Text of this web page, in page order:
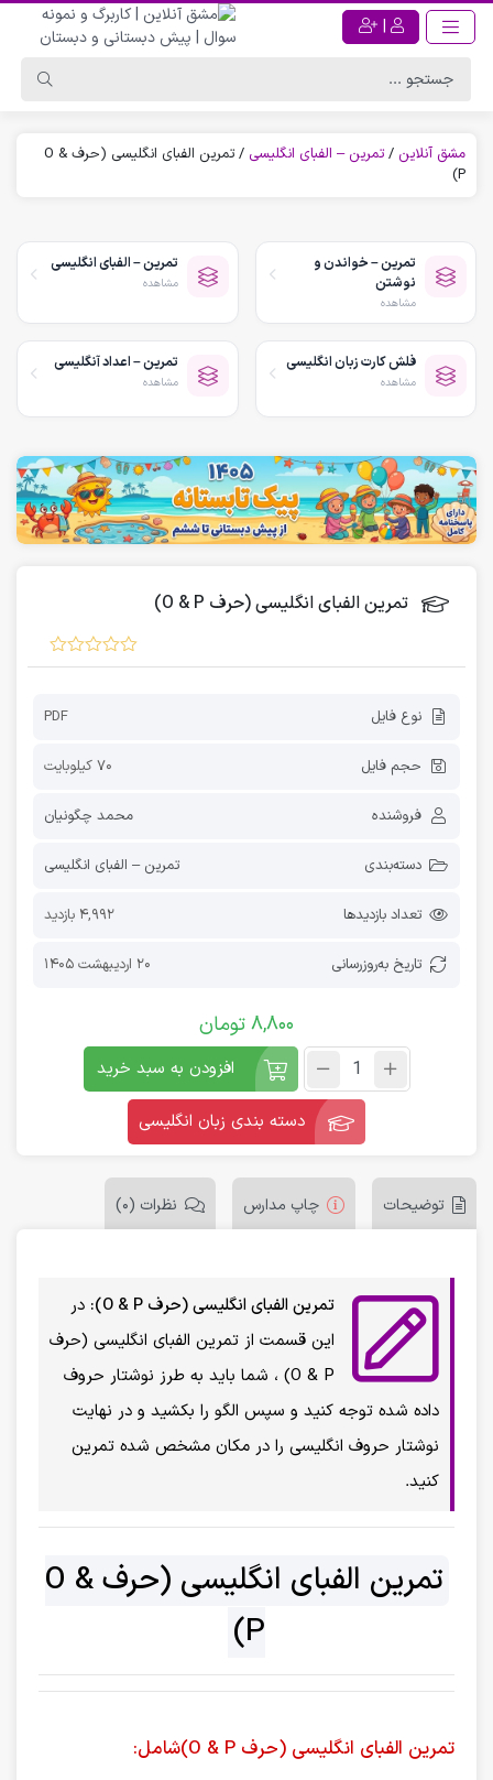
|
مشق آنلاین /تمرین – الفبای انگلیسی /
تمرین الفبای انگلیسی (حرف O &
P)
تمرین – خواندن و
نوشتن
مشاهده
تمرین – الفبای انگلیسی
مشاهده
فلش کارت زبان انگلیسی
مشاهده
تمرین – اعداد آنگلیسی
مشاهده
تمرین الفبای انگلیسی (حرف O & P)
نوع فایل PDF
حجم فایل 70 کیلوبایت
فروشنده محمد چگونیان
دسته‌بندی تمرین – الفبای انگلیسی
تعداد بازدیدها 4,992 بازدید
تاریخ به‌روز‌رسانی 20 اردیبهشت 1405
8,800تومان
افزودن به سبد خرید
دسته بندی زبان انگلیسی
توضیحات چاپ مدارس نظرات (0)
تمرین الفبای انگلیسی (حرف O & P):
در
این قسمت از تمرین الفبای انگلیسی (حرف
O & P) ، شما باید به طرز نوشتار حروف
داده شده توجه کنید و سپس الگو را بکشید و در نهایت
نوشتار حروف انگلیسی را در مکان مشخص شده تمرین
کنید.
تمرین الفبای انگلیسی (حرف O &
P)
تمرین الفبای انگلیسی (حرف O & P)شامل: